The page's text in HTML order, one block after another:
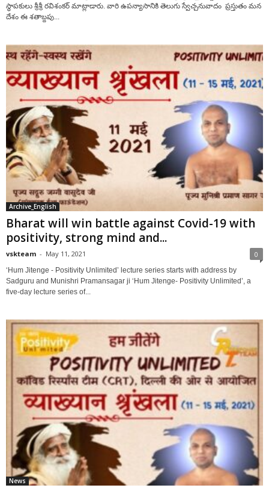
స్థాపకులు శ్రీశ్రీ రవిశంకర్ మాట్లాడారు. వారి ఉపన్యాసానికి తెలుగు స్వేచ్చనువాదం ప్రస్తుతం మన
దేశం ఈ శతాబ్దపు...
Archive_English
Bharat will win battle against Covid-19 with
positivity, strong mind and...
vskteam - May 11, 2021 0
‘Hum Jitenge - Positivity Unlimited’ lecture series starts with address by
Sadguru and Munishri Pramansagar ji ‘Hum Jitenge- Positivity Unlimited’, a
five-day lecture series of...
News